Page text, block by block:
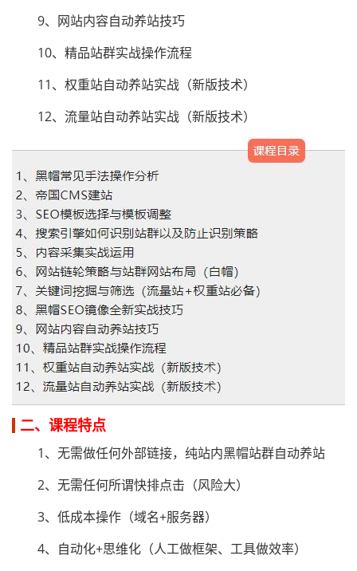
9、网站内容自动养站技巧
10、精品站群实战操作流程
11、权重站自动养站实战（新版技术）
12、流量站自动养站实战（新版技术）
二、课程特点
1、无需做任何外部链接，纯站内黑帽站群自动养站
2、无需任何所谓快排点击（风险大）
3、低成本操作（域名+服务器）
4、自动化+思维化（人工做框架、工具做效率）